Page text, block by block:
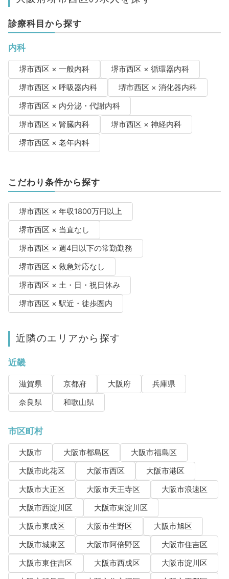
診療科目から探す
内科
堺市西区 × 一般内科
堺市西区 × 循環器内科
堺市西区 × 呼吸器内科
堺市西区 × 消化器内科
堺市西区 × 内分泌・代謝内科
堺市西区 × 腎臓内科
堺市西区 × 神経内科
堺市西区 × 老年内科
こだわり条件から探す
堺市西区 × 年収1800万円以上
堺市西区 × 当直なし
堺市西区 × 週4日以下の常勤勤務
堺市西区 × 救急対応なし
堺市西区 × 土・日・祝日休み
堺市西区 × 駅近・徒歩圏内
近隣のエリアから探す
近畿
滋賀県 京都府 大阪府
兵庫県
奈良県
和歌山県
市区町村
大阪市 大阪市都島区
大阪市福島区
大阪市此花区
大阪市西区
大阪市港区
大阪市大正区
大阪市天王寺区
大阪市浪速区
大阪市西淀川区
大阪市東淀川区
大阪市東成区
大阪市生野区
大阪市旭区
大阪市城東区
大阪市阿倍野区
大阪市住吉区
大阪市東住吉区
大阪市西成区
大阪市淀川区